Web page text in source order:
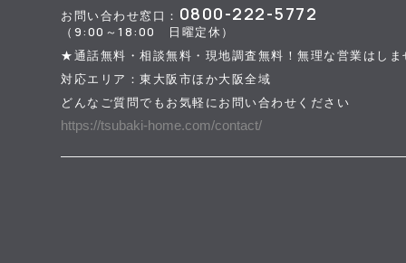
お問い合わせ窓口： 0800-222-5772
（9:00～18:00 日曜定休）
★通話無料・相談無料・現地調査無料！無理な営業はし
対応エリア：東大阪市ほか大阪全域
どんなご質問でもお気軽にお問い合わせください
https://tsubaki-home.com/contact/